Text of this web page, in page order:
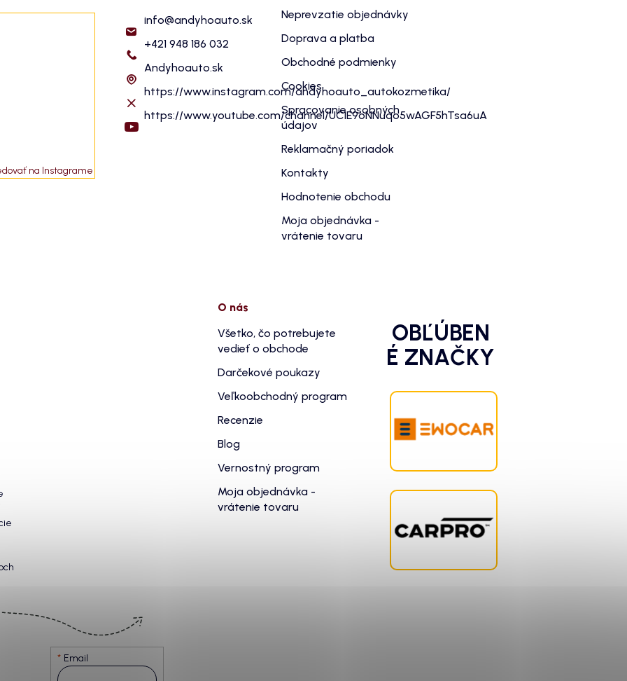
na Instagrame
info@andyhoauto.sk
+421 948 186 032
Andyhoauto.sk
https://www.instagram.com/andyhoauto_autokozmetika/
https://www.youtube.com/channel/UC1E9oNNuqo5wAGF5hTsa6uA
Neprevzatie objednávky
Doprava a platba
Obchodné podmienky
Cookies
Spracovanie osobných
údajov
Reklamačný poriadok
Kontakty
Hodnotenie obchodu
Moja objednávka -
vrátenie tovaru
Email
O nás
Všetko, čo potrebujete
vedieť o obchode
Darčekové poukazy
Veľkoobchodný program
Recenzie
Blog
Vernostný program
Moja objednávka -
vrátenie tovaru
OBĽÚBEN
É ZNAČKY